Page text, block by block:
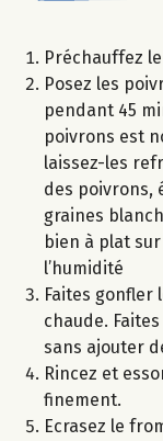
Préchauffez
Posez les
pendant 45
poivrons est
laissez-les
des poivrons,
graines
bien à plat
l’humidité
Faites gonfler
chaude.
sans ajouter
Rincez et
finement.
Ecrasez le